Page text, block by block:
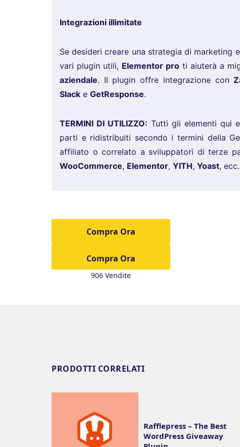
Integrazioni illimitate
Se desideri creare una strategia di
vari plugin utili, Elementor proti aiuterà a
aziendale. Il plugin offre integrazione con
Slack e GetResponse.
TERMINI DI UTILIZZO: Tutti gli elementi qui
parti e ridistribuiti secondo i termini della
affiliato o correlato a sviluppatori di terze
WooCommerce, Elementor, YITH, Yoast, ecc.
Compra Ora
906 Vendite
PRODOTTI CORRELATI
Rafflepress – The Best
WordPress Giveaway